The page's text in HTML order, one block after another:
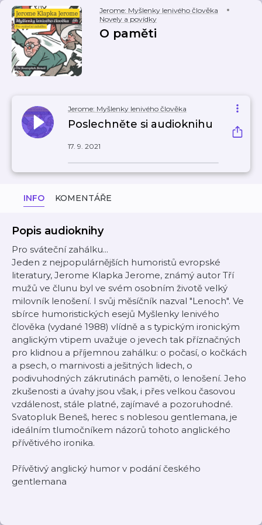
Jerome: Myšlenky lenivého člověka
Novely a povídky
O paměti
Jerome: Myšlenky lenivého člověka
Poslechněte si audioknihu
17. 9. 2021
INFO KOMENTÁŘE
Popis audioknihy
Pro sváteční zahálku...
Jeden z nejpopulárnějších humoristů evropské
literatury, Jerome Klapka Jerome, známý autor Tří
mužů ve člunu byl ve svém osobním životě velký
milovník lenošení. I svůj měsíčník nazval "Lenoch". Ve
sbírce humoristických esejů Myšlenky lenivého
člověka (vydané 1988) vlídně a s typickým ironickým
anglickým vtipem uvažuje o jevech tak příznačných
pro klidnou a příjemnou zahálku: o počasí, o kočkách
a psech, o marnivosti a ješitných lidech, o
podivuhodných zákrutinách paměti, o lenošení. Jeho
zkušenosti a úvahy jsou však, i přes velkou časovou
vzdálenost, stále platné, zajímavé a pozoruhodné.
Svatopluk Beneš, herec s noblesou gentlemana, je
ideálním tlumočníkem názorů tohoto anglického
přívětivého ironika.
Přívětivý anglický humor v podání českého
gentlemana